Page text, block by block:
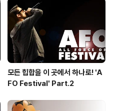
모든 힙합을 이 곳에서 하나로! 'A
FO Festival' Part.2